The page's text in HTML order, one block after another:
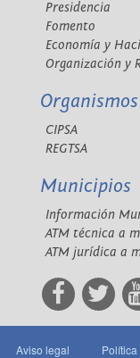
Presidencia
Fomento
Economía y
Organización y
Organismos
CIPSA
REGTSA
Municipios
Información
ATM técnica a
ATM jurídica a
Aviso legal